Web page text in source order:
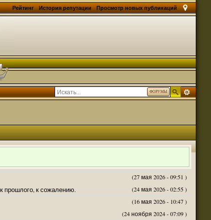
Просмотр новых публикаций
История репутации
Рейтинг
ФОРУМЫ
(27 мая 2026 - 09:51 )
(24 мая 2026 - 02:55 )
прошлого, к сожалению.
(16 мая 2026 - 10:47 )
(24 ноября 2024 - 07:09 )